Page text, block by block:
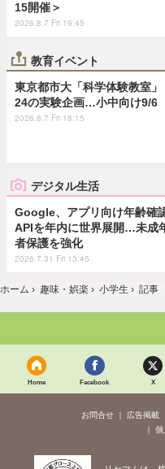
15開催＞
2026.8.7 Fri 19:45
教育イベント
東京都市大「科学体験教室」
24の実験企画…小中向け9/6
2026.8.7 Fri 18:15
デジタル生活
Google、アプリ向け年齢確
APIを年内に世界展開…未成
者保護を強化
2026.7.31 Fri 13:45
ホーム › 趣味・娯楽 › 小学生 › 記事
Home Facebook X
お問合せ 広告掲載
個